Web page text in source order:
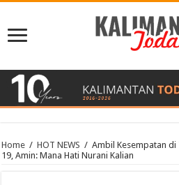
Home / HOT NEWS / Ambil Kesempatan
19, Amin: Mana Hati Nurani Kalian